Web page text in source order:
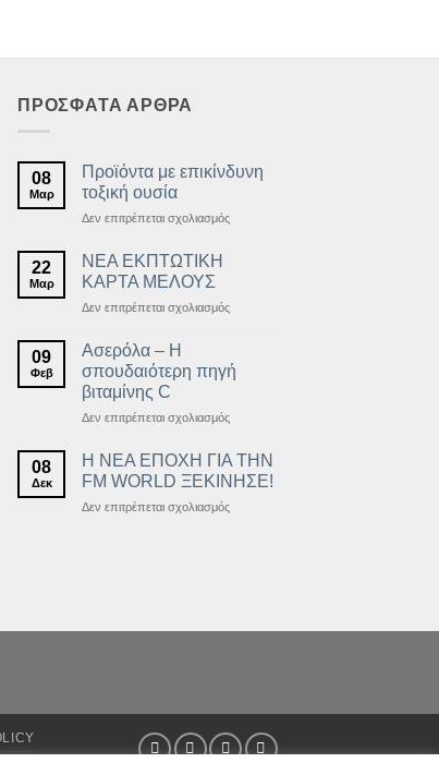
ΠΡΟΣΦΑΤΑ ΑΡΘΡΑ
08
Μαρ
Προϊόντα με επικίνδυνη
τοξική ουσία
Δεν επιτρέπεται σχολιασμόςστο
ουσία
22
Μαρ
ΝΕΑ ΕΚΠΤΩΤΙΚΗ
ΚΑΡΤΑ ΜΕΛΟΥΣ
Δεν επιτρέπεται σχολιασμόςστο
ΚΑΡΤΑ
ΜΕΛΟΥΣ
09
Φεβ
Ασερόλα – Η
σπουδαιότερη πηγή
βιταμίνης C
Δεν επιτρέπεται σχολιασμόςστο
Η
σπουδαιότερη
πηγή
08
Δεκ
Η ΝΕΑ ΕΠΟΧΗ ΓΙΑ ΤΗΝ
FM WORLD ΞΕΚΙΝΗΣΕ!
Δεν επιτρέπεται σχολιασμόςστο
WORLD